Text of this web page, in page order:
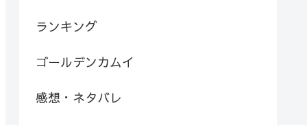
ランキング
ゴールデンカムイ
感想・ネタバレ